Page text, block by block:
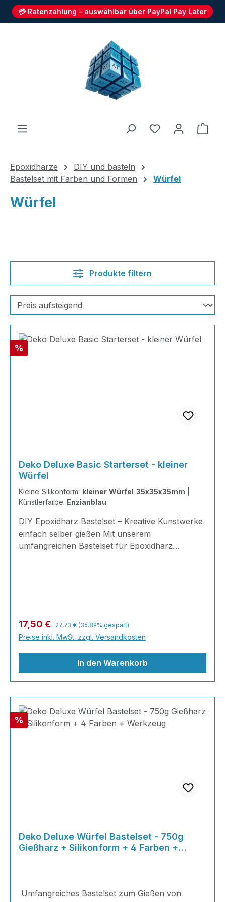
💳 Ratenzahlung – auswählbar über PayPal Pay Later
Du hast 0
Epoxidharze
DIY und basteln
Bastelset mit Farben und Formen
Würfel
Würfel
Produkte filtern
Rabatt
%
Deko Deluxe Basic Starterset - kleiner
Würfel
Kleine Silikonform: kleiner Würfel 35x35x35mm
Künstlerfarbe: Enzianblau
DIY Epoxidharz Bastelset – Kreative Kunstwerke
einfach selber gießen Mit unserem
umfangreichen Bastelset für Epoxidharz
kaum Grenzen gesetzt. ✨ Kreative Deko zum
Selbermachen Gießen Sie nach Lust und Laune
Ihre eigene Dek
Verkaufspreis:
17,50 € Regulärer Preis:
27,73 € (36.89% gespart)
Preise inkl. MwSt. zzgl. Versandkosten
In den Warenkorb
Rabatt
%
Deko Deluxe Würfel Bastelset - 750g
Gießharz + Silikonform + 4 Farben +
Umfangreiches Bastelset zum Gießen von